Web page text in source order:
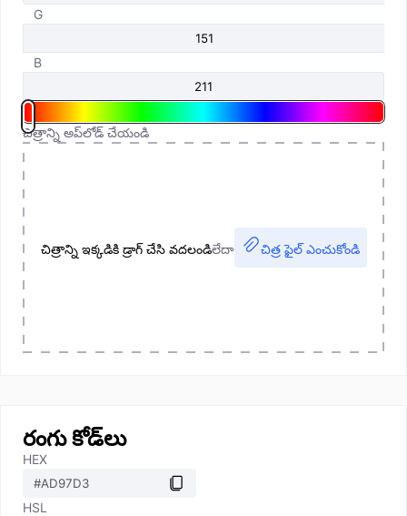
G
B
చిత్రాన్ని అప్‌లోడ్ చేయండి
చిత్రాన్ని ఇక్కడికి డ్రాగ్ చేసి వదలండిలేదా చిత్ర ఫైల్ ఎంచుకోండి
రంగు కోడ్‌లు
HEX
HSL